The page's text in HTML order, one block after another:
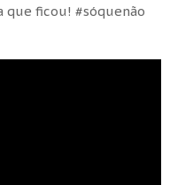
que ficou! #sóquenão